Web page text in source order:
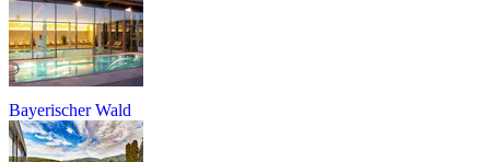
Bayerischer Wald